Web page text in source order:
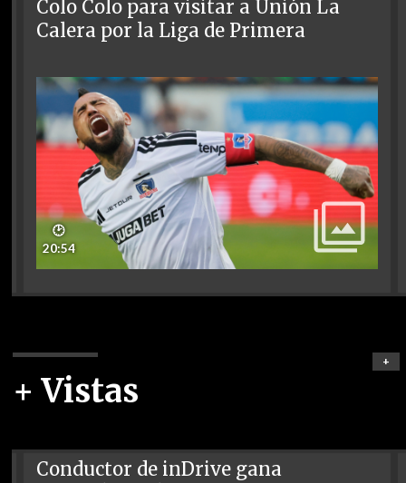
Colo Colo para visitar a Unión La
Calera por la Liga de Primera
🕑
20:54
+ Vistas
+
Conductor de inDrive gana